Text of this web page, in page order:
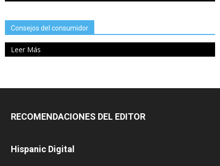
Consejos del consumidor
Leer Más
RECOMENDACIONES DEL EDITOR
Hispanic Digital